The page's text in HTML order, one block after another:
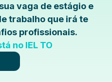
vaga de estágio e
trabalho que irá te
profissionais.
no IEL TO